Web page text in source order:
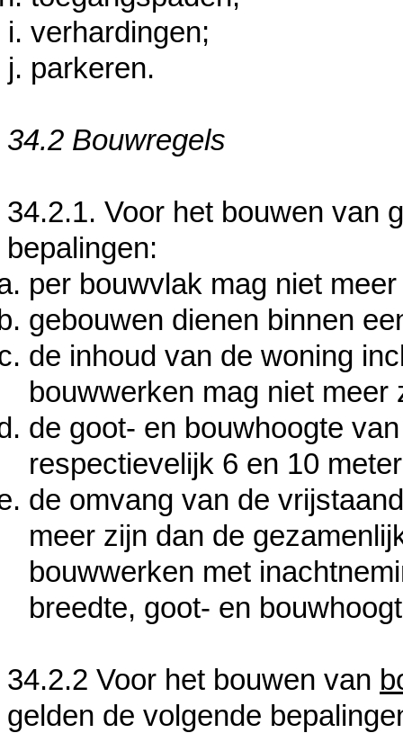
verhardingen;
parkeren.
34.2 Bouwregels
34.2.1. Voor het bouwen van
bepalingen:
per bouwvlak mag niet
gebouwen dienen binnen
de inhoud van de woning
bouwwerken mag niet meer
de goot- en bouwhoogte
respectievelijk 6 en 10
de omvang van de
meer zijn dan de
bouwwerken met
breedte, goot- en
34.2.2 Voor het bouwen van
gelden de volgende